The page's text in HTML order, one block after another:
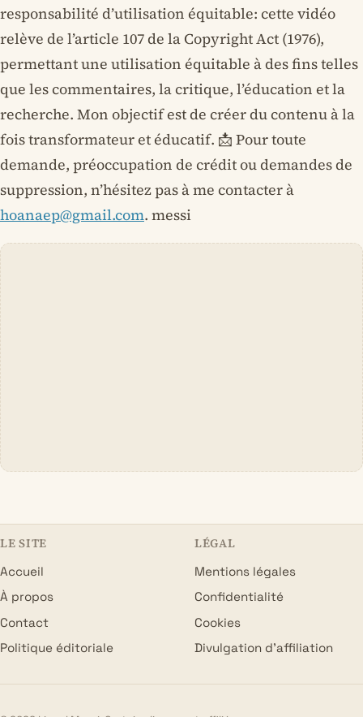
responsabilité d’utilisation équitable: cette vidéo
relève de l’article 107 de la Copyright Act (1976),
permettant une utilisation équitable à des fins telles
que les commentaires, la critique, l’éducation et la
recherche. Mon objectif est de créer du contenu à la
fois transformateur et éducatif. 📩 Pour toute
demande, préoccupation de crédit ou demandes de
suppression, n’hésitez pas à me contacter à
hoanaep@gmail.com. messi
LE SITE
Accueil
À propos
Contact
Politique éditoriale
LÉGAL
Mentions légales
Confidentialité
Cookies
Divulgation d’affiliation